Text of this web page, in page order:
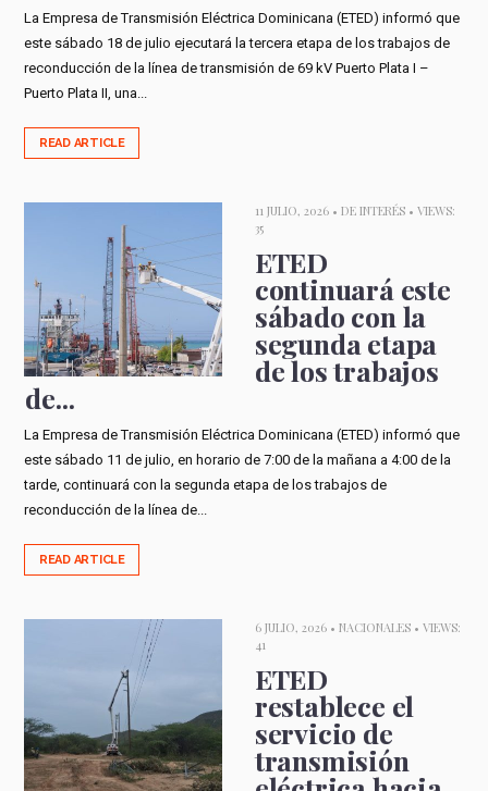
La Empresa de Transmisión Eléctrica Dominicana (ETED) informó que
este sábado 18 de julio ejecutará la tercera etapa de los trabajos de
reconducción de la línea de transmisión de 69 kV Puerto Plata I –
Puerto Plata II, una...
READ ARTICLE
11 JULIO, 2026 • DE INTERÉS• VIEWS:
35
ETED
continuará este
sábado con la
segunda etapa
de los trabajos
de...
La Empresa de Transmisión Eléctrica Dominicana (ETED) informó que
este sábado 11 de julio, en horario de 7:00 de la mañana a 4:00 de la
tarde, continuará con la segunda etapa de los trabajos de
reconducción de la línea de...
READ ARTICLE
6 JULIO, 2026 • NACIONALES• VIEWS:
41
ETED
restablece el
servicio de
transmisión